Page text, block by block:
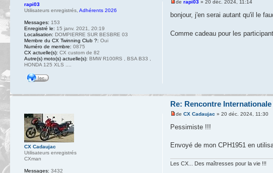
derapi03 » 20 déc. 2024, 11:14
bonjour, j'en serai autant qu'il le
Comme cadeau pour les
rapi03
Utilisateurs enregistrés Adhérents 2026
Messages: 153
Enregistré le: 15 janv. 2021, 20:19
Localisation: DOMPIERRE SUR BESBRE 03
Membre du CX Twinning Club ?: Oui
Numéro de membre: 0875
CX actuelle(s): CX custom de 82
Autre(s) moto(s) actuelle(s): BMW R100RS , BSA B33 ,
HONDA 125 XLS ....
Re: Rencontre
deCX Cadaujac » 20 déc. 2024, 11:30
Pessimiste !!!
Envoyé de mon CPH1951 en
Les CX... Des maîtresses pour la vie !!!
CX Cadaujac
Utilisateurs enregistrés
CXman
Messages: 3432